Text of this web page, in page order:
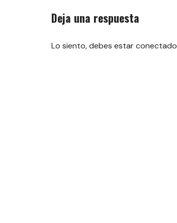
entradas
Deja una respuesta
Lo siento, debes estarconectado